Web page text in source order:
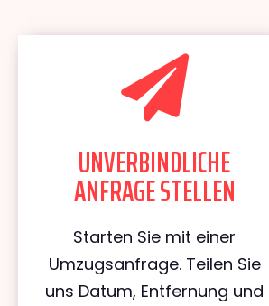
UNVERBINDLICHE
ANFRAGE STELLEN
Starten Sie mit einer
Umzugsanfrage. Teilen Sie
uns Datum, Entfernung und